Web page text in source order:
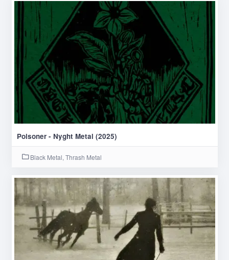
Poisoner - Nyght Metal (2025)
Black Metal, Thrash Metal